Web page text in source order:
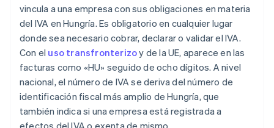
vincula a una empresa con sus obligaciones en materia
del IVA en Hungría. Es obligatorio en cualquier lugar
donde sea necesario cobrar, declarar o validar el IVA.
Con el uso transfronterizoy de la UE, aparece en las
facturas como «HU» seguido de ocho dígitos. A nivel
nacional, el número de IVA se deriva del número de
identificación fiscal más amplio de Hungría, que
también indica si una empresa está registrada a